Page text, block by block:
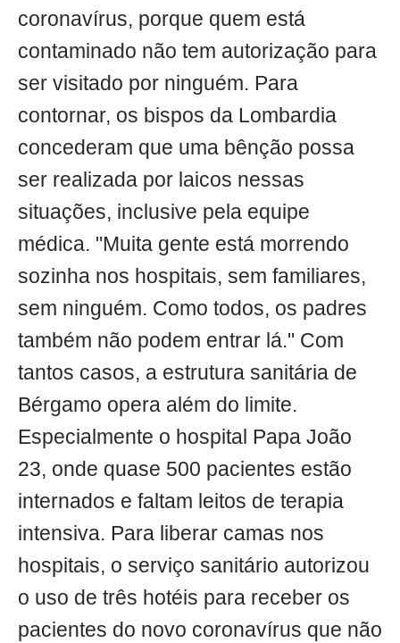
coronavírus, porque quem está
contaminado não tem autorização para
ser visitado por ninguém. Para
contornar, os bispos da Lombardia
concederam que uma bênção possa
ser realizada por laicos nessas
situações, inclusive pela equipe
médica. "Muita gente está morrendo
sozinha nos hospitais, sem familiares,
sem ninguém. Como todos, os padres
também não podem entrar lá." Com
tantos casos, a estrutura sanitária de
Bérgamo opera além do limite.
Especialmente o hospital Papa João
23, onde quase 500 pacientes estão
internados e faltam leitos de terapia
intensiva. Para liberar camas nos
hospitais, o serviço sanitário autorizou
o uso de três hotéis para receber os
pacientes do novo coronavírus que não